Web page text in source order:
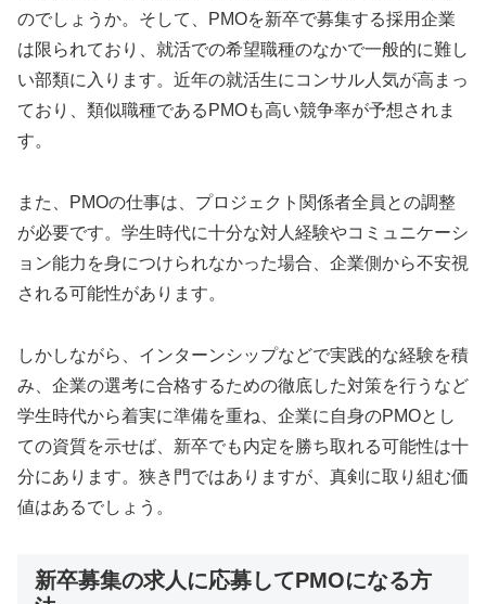
のでしょうか。そして、PMOを新卒で募集する採用企業
は限られており、就活での希望職種のなかで一般的に難し
い部類に入ります。近年の就活生にコンサル人気が高まっ
ており、類似職種であるPMOも高い競争率が予想されま
す。
また、PMOの仕事は、プロジェクト関係者全員との調整
が必要です。学生時代に十分な対人経験やコミュニケーシ
ョン能力を身につけられなかった場合、企業側から不安視
される可能性があります。
しかしながら、インターンシップなどで実践的な経験を積
み、企業の選考に合格するための徹底した対策を行うなど
学生時代から着実に準備を重ね、企業に自身のPMOとし
ての資質を示せば、新卒でも内定を勝ち取れる可能性は十
分にあります。狭き門ではありますが、真剣に取り組む価
値はあるでしょう。
新卒募集の求人に応募してPMOになる方